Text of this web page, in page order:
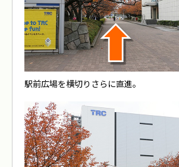
駅前広場を横切りさらに直進。